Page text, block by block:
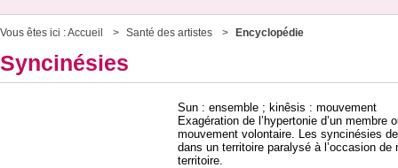
Vous êtes ici :Accueil Santé des artistes Encyclopédie
Syncinésies
Sun : ensemble ; kinêsis : mouvement
Exagération de l’hypertonie d’un membre
mouvement volontaire. Les syncinésies
dans un territoire paralysé à l’occasion
territoire.